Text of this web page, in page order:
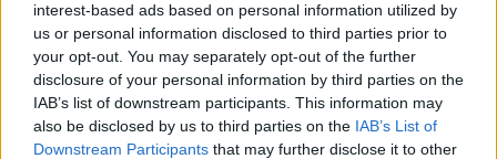
interest-based ads based on personal information utilized by
us or personal information disclosed to third parties prior to
your opt-out. You may separately opt-out of the further
disclosure of your personal information by third parties on the
IAB’s list of downstream participants. This information may
also be disclosed by us to third parties on the IAB’s List of
Downstream Participants that may further disclose it to other